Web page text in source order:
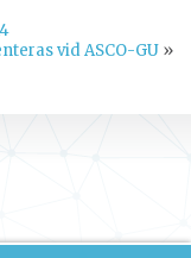
vid ASCO-GU »